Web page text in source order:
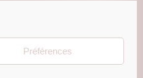
Préférences